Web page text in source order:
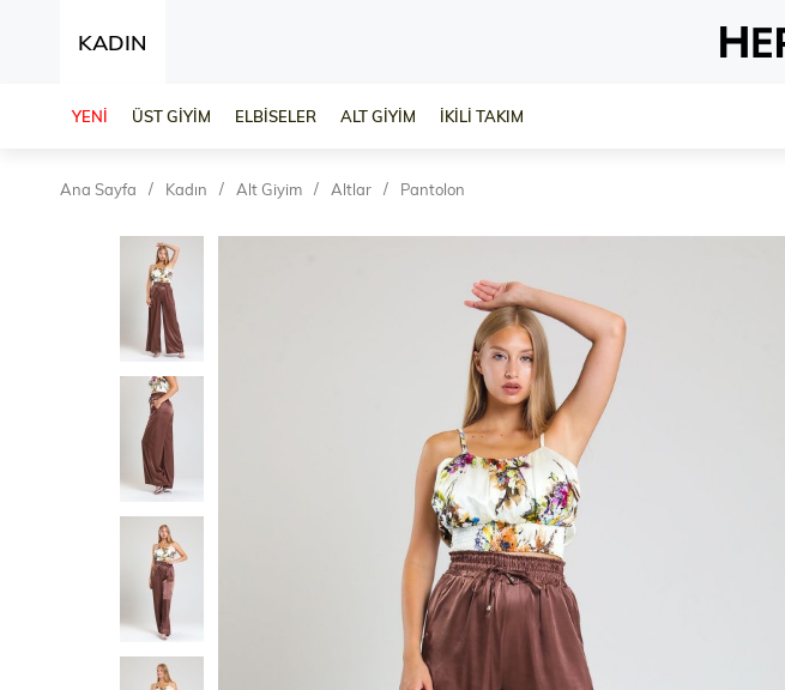
KADIN
YENİ ÜST GİYİM ELBİSELER ALT GİYİM İKİLİ TAKIM
Ana Sayfa Kadın Alt Giyim Altlar Pantolon